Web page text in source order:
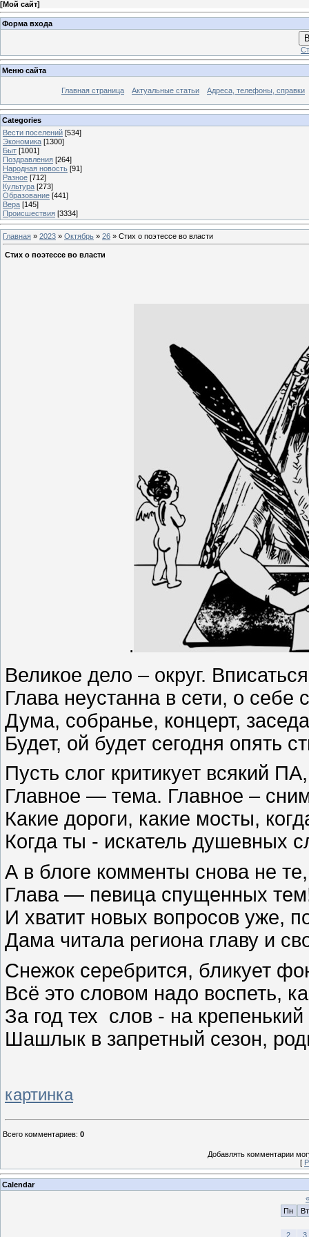
[Мой сайт]
Форма входа
Меню сайта
Главная страница Актуальные статьи Адреса, телефоны, справки
Categories
Вести поселений [534]
Экономика [1300]
Быт [1001]
Поздравления [264]
Народная новость [91]
Разное [712]
Культура [273]
Образование [441]
Вера [145]
Происшествия [3334]
Главная » 2023 » Октябрь » 26 » Стих о поэтессе во власти
Стих о поэтессе во власти
.
Великое дело – округ.
Глава неустанна в сети, о себе
Дума, собранье, концерт,
Будет, ой будет сегодня опять
Пусть слог критикует всякий
Главное — тема. Главное –
Какие дороги, какие мосты,
Когда ты - искатель душевных
А в блоге комменты снова не
Глава — певица спущенных
И хватит новых вопросов уже,
Дама читала региона главу и
Снежок серебрится, бликует
Всё это словом надо воспеть,
За год тех слов - на
Шашлык в запретный сезон,
картинка
Всего комментариев: 0
Добавлять комментарии
[
Calendar
«
Пн
Вт
2 3